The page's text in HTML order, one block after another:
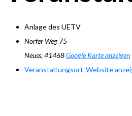
Anlage des UETV
Norfer Weg 75
Neuss, 41468Google Karte anzeigen
Veranstaltungsort-Website